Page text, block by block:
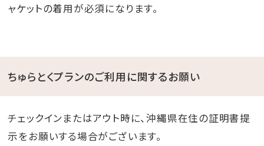
ャケットの着用が必須になります。
ちゅらとくプランのご利用に関するお願い
チェックインまたはアウト時に、沖縄県在住の証明書提
示をお願いする場合がございます。